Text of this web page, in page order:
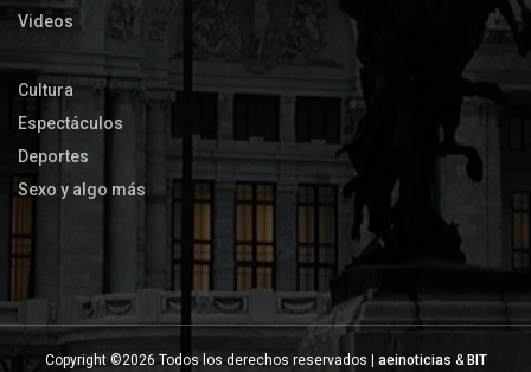
Videos
Cultura
Espectáculos
Deportes
Sexo y algo más
Copyright ©2026 Todos los derechos reservados | aeinoticias & BIT